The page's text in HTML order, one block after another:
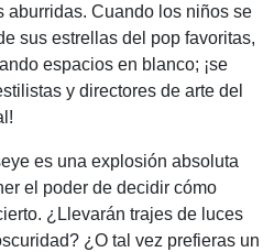
aburridas. Cuando los niños se
sus estrellas del pop favoritas,
espacios en blanco; ¡se
y directores de arte del
es una explosión absoluta
el poder de decidir cómo
¿Llevarán trajes de luces
¿O tal vez prefieras un